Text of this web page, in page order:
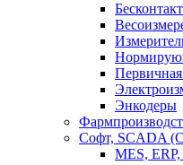
Энкодеры
Софт, SCADA
MES,